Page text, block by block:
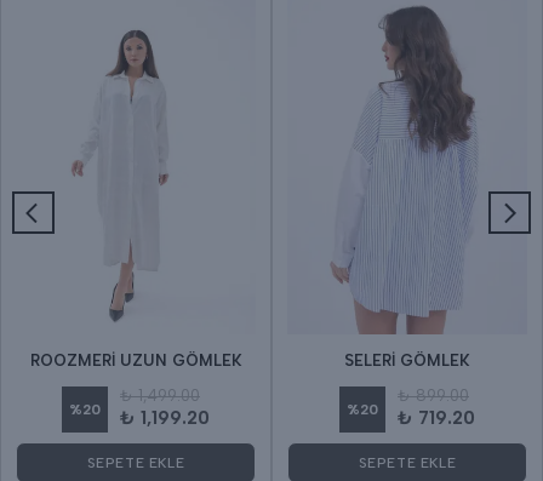
ROOZMERİ UZUN GÖMLEK
%20
₺ 1,499.00
₺ 1,199.20
SEPETE EKLE
SELERİ GÖMLEK
%20
₺ 899.00
₺ 719.20
SEPETE EKLE